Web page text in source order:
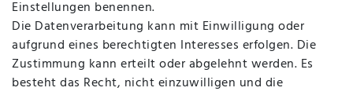
UNTERNEHMEN
Kontakt
Einstellungen benennen.
Die Datenverarbeitung kann mit Einwilligung oder
aufgrund eines berechtigten Interesses erfolgen. Die
Zustimmung kann erteilt oder abgelehnt werden. Es
besteht das Recht, nicht einzuwilligen und die